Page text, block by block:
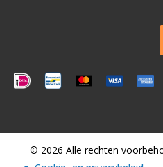
© 2026 Alle rechten